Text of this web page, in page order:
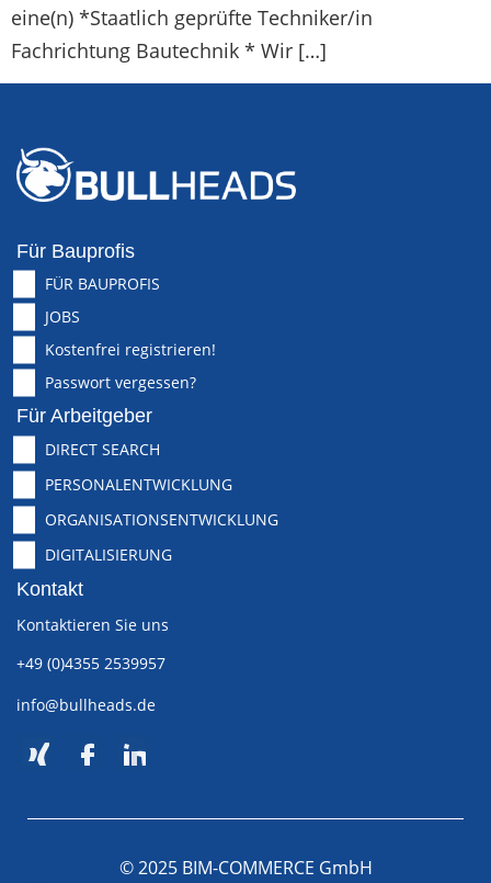
eine(n) *Staatlich geprüfte Techniker/in
Fachrichtung Bautechnik * Wir […]
Für Bauprofis
FÜR BAUPROFIS
JOBS
Kostenfrei registrieren!
Passwort vergessen?
Für Arbeitgeber
DIRECT SEARCH
PERSONALENTWICKLUNG
ORGANISATIONSENTWICKLUNG
DIGITALISIERUNG
Kontakt
Kontaktieren Sie uns
+49 (0)4355 2539957
info@bullheads.de
© 2025 BIM-COMMERCE GmbH